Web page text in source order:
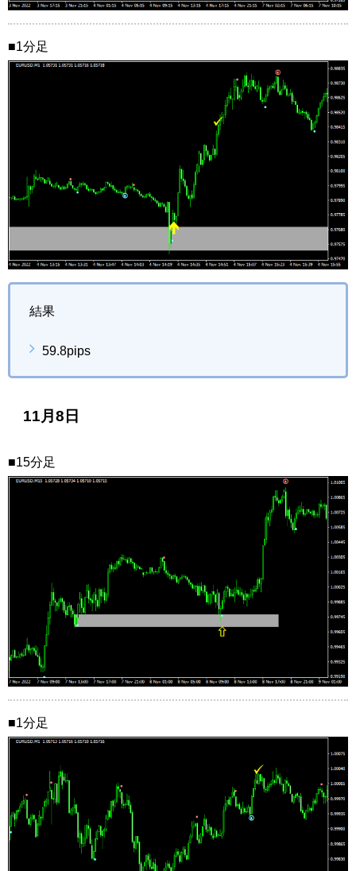
■1分足
結果
59.8pips
11月8日
■15分足
■1分足